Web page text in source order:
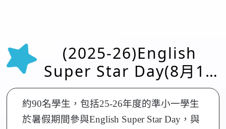
(2025-26)English
Super Star Day(8月13
日)
約90名學生，包括25-26年度的準小一學生
於暑假期間參與English Super Star Day，與